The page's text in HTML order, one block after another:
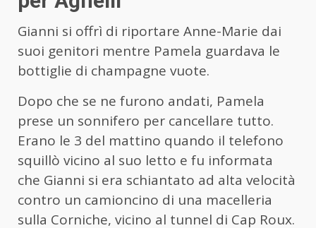
Gianni si offrì di riportare Anne-Marie dai
suoi genitori mentre Pamela guardava le
bottiglie di champagne vuote.
Dopo che se ne furono andati, Pamela
prese un sonnifero per cancellare tutto.
Erano le 3 del mattino quando il telefono
squillò vicino al suo letto e fu informata
che Gianni si era schiantato ad alta velocità
contro un camioncino di una macelleria
sulla Corniche, vicino al tunnel di Cap Roux.